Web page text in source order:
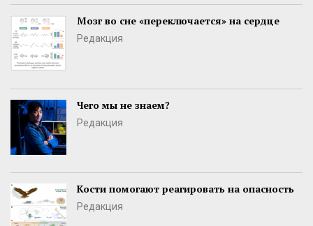
Мозг во сне «переключается» на сердце
Редакция
Чего мы не знаем?
Редакция
Кости помогают реагировать на опасность
Редакция